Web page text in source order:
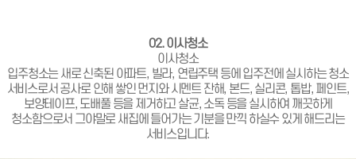
02. 이사청소
이사청소
입주청소는 새로 신축된 아파트, 빌라, 연립주택 등에 입주전에 실시하는 청소
서비스로서 공사로 인해 쌓인 먼지와 시멘트 잔해, 본드, 실리콘, 톱밥, 페인트,
보양테이프, 도배풀 등을 제거하고 살균, 소독 등을 실시하여 깨끗하게
청소함으로서 그야말로 새집에 들어가는 기분을 만끽 하실수 있게 해드리는
서비스입니다.